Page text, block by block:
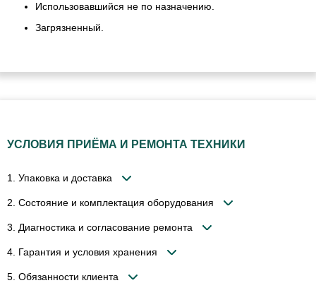
Использовавшийся не по назначению.
Загрязненный.
УСЛОВИЯ ПРИЁМА И РЕМОНТА ТЕХНИКИ
1. Упаковка и доставка
2. Состояние и комплектация оборудования
3. Диагностика и согласование ремонта
4. Гарантия и условия хранения
5. Обязанности клиента